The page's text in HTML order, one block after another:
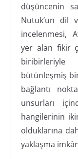
düşüncenin
Nutuk’un dil
incelenmesi,
yer alan fikir
bütünleşmiş
bağlantı
unsurları
hangilerinin
olduklarına
yaklaşma